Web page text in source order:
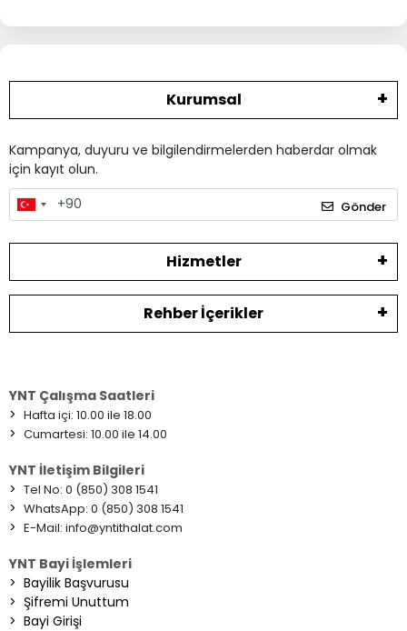
Kurumsal
Kampanya, duyuru ve bilgilendirmelerden haberdar olmak
için kayıt olun.
Gönder
Hizmetler
Rehber İçerikler
YNT Çalışma Saatleri
> Hafta içi: 10.00 ile 18.00
> Cumartesi: 10.00 ile 14.00
YNT İletişim Bilgileri
> Tel No: 0 (850) 308 1541
> WhatsApp: 0 (850) 308 1541
> E-Mail: info@yntithalat.com
YNT Bayi İşlemleri
> Bayilik Başvurusu
> Şifremi Unuttum
> Bayi Girişi